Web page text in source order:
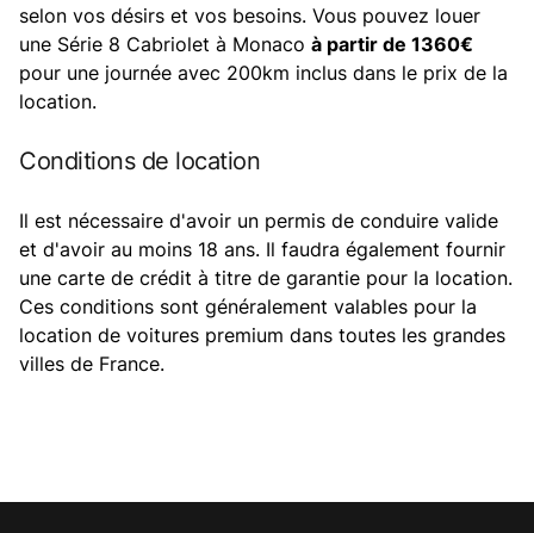
selon vos désirs et vos besoins. Vous pouvez louer
une Série 8 Cabriolet à Monaco à partir de 1360€
pour une journée avec 200km inclus dans le prix de la
location.
Conditions de location
Il est nécessaire d'avoir un permis de conduire valide
et d'avoir au moins 18 ans. Il faudra également fournir
une carte de crédit à titre de garantie pour la location.
Ces conditions sont généralement valables pour la
location de voitures premium dans toutes les grandes
villes de France.